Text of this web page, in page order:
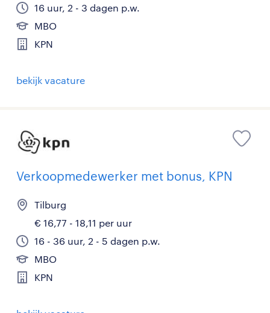
16 uur, 2 - 3 dagen p.w.
MBO
KPN
bekijk vacature
Verkoopmedewerker met bonus, KPN
Tilburg
€ 16,77 - 18,11 per uur
16 - 36 uur, 2 - 5 dagen p.w.
MBO
KPN